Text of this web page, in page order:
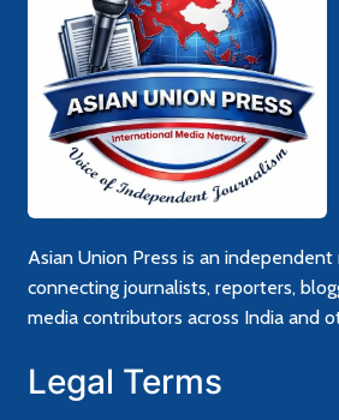
Asian Union Press is an
connecting journalists, reporters,
media contributors across India and
Legal Terms